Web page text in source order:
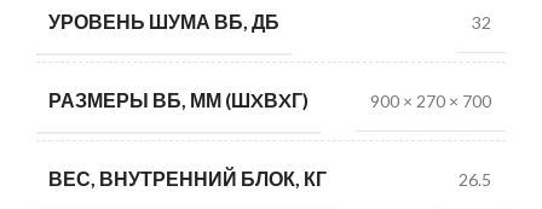
УРОВЕНЬ ШУМА ВБ, ДБ 32
РАЗМЕРЫ ВБ, ММ (ШXВXГ) 900 × 270 × 700
ВЕС, ВНУТРЕННИЙ БЛОК, КГ 26.5